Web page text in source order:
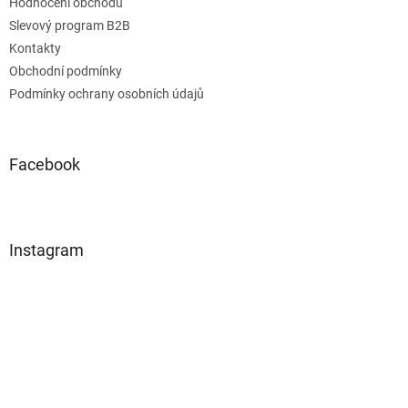
Hodnocení obchodu
Slevový program B2B
Kontakty
Obchodní podmínky
Podmínky ochrany osobních údajů
Facebook
Instagram